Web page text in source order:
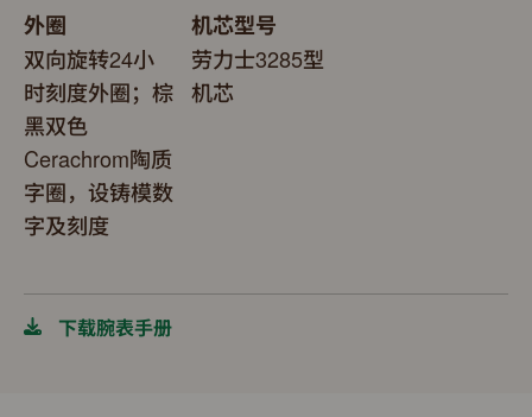
外圈
双向旋转24小
时刻度外圈；棕
黑双色
Cerachrom陶质
字圈，设铸模数
字及刻度
机芯型号
劳力士3285型
机芯
下载腕表手册